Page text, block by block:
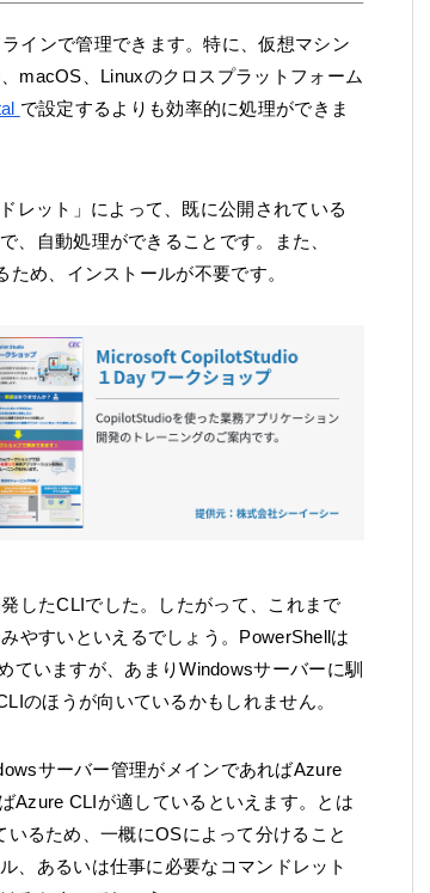
インで管理できます。特に、仮想マシン
macOS、Linuxのクロスプラットフォーム
で設定するよりも効率的に処理ができま
レット」によって、既に公開されている
、自動処理ができることです。また、
め、インストールが不要です。
したCLIでした。したがって、これまで
やすいといえるでしょう。PowerShellは
ていますが、あまりWindowsサーバーに馴
のほうが向いているかもしれません。
サーバー管理がメインであればAzure
Azure CLIが適しているといえます。とは
るため、一概にOSによって分けること
、あるいは仕事に必要なコマンドレット